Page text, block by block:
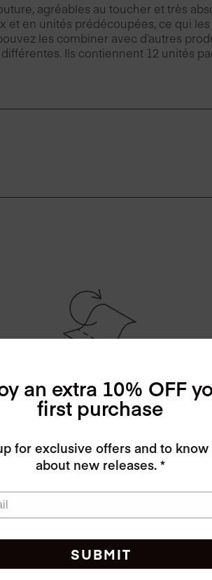
agréables au toucher et très
en unités prédécoupées, ce qui
les combiner avec d’autres
Ils contiennent 12 unités
Pratique
Lavable jusqu'à 6 fois ou jetable.
Comme vous voulez!
an extra 10% OFF
first purchase
for exclusive offers and to
about new releases. *
SUBMIT